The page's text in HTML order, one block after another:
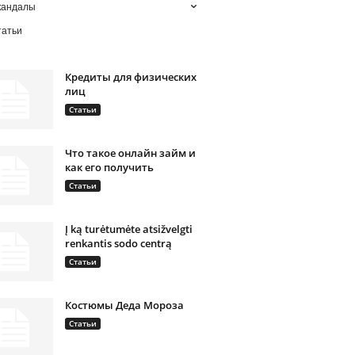
Кредиты для физических
лиц
Статьи
Что такое онлайн займ и
как его получить
Статьи
Į ką turėtumėte atsižvelgti
renkantis sodo centrą
Статьи
Костюмы Деда Мороза
Статьи